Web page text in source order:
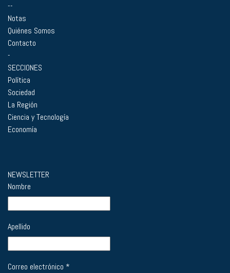
--
Notas
Quiénes Somos
Contacto
-
SECCIONES
Política
Sociedad
La Región
Ciencia y Tecnología
Economía
NEWSLETTER
Nombre
Apellido
Correo electrónico *